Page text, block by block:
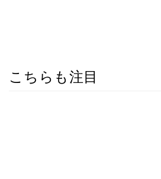
こちらも注目